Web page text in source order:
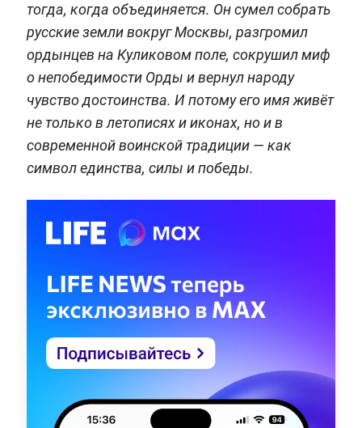
тогда, когда объединяется. Он сумел собрать
русские земли вокруг Москвы, разгромил
ордынцев на Куликовом поле, сокрушил миф
о непобедимости Орды и вернул народу
чувство достоинства. И потому его имя живёт
не только в летописях и иконах, но и в
современной воинской традиции — как
символ единства, силы и победы.